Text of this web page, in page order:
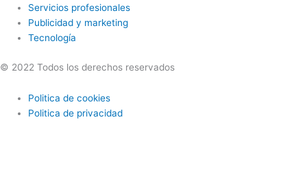
Servicios profesionales
Publicidad y marketing
Tecnología
© 2022 Todos los derechos reservados
Politica de cookies
Politica de privacidad